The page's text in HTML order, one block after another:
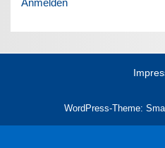
WordPress-Theme: